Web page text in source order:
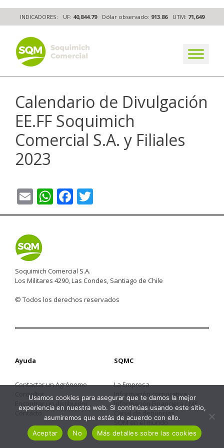
to
content
INDICADORES: UF: 40,844.79 Dólar observado: 913.86 UTM: 71,649
The worldwide business formula
Calendario de Divulgación
EE.FF Soquimich
Comercial S.A. y Filiales
2023
EmailWhatsApp
Facebook
Soquimich Comercial S.A.
Los Militares 4290, Las Condes, Santiago de Chile
© Todos los derechos reservados
Ayuda
Contactar un Agrónomo
Consultor
Encontrar un distibuidor
Contacto
SQMC
La Empresa
Información corporativa
Información Financiera CMF
Canal de denuncias
SQM en el mundo
Usamos cookies para asegurar que te damos la mejor
experiencia en nuestra web. Si continúas usando este sitio,
asumiremos que estás de acuerdo con ello.
Aceptar
No Más detalles sobre las cookies